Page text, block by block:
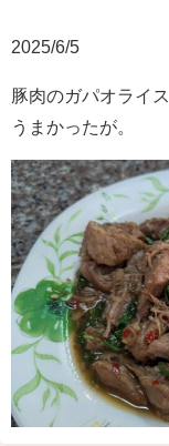
2025/6/5
豚肉のガパオライ
うまかったが。